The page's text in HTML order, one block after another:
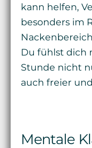
kann helfen,
besonders im
Du fühlst dich
Stunde nicht
auch freier
Mentale